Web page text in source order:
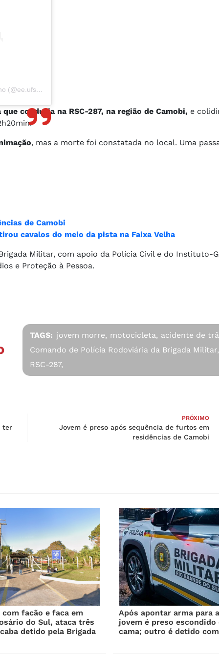
Um post compartilhado por 21° Turma Educação Especial - Noturno (@ee.ufsm)
conduzia na RSC-287, na região de Camobi, e
, mas a morte foi constatada no local. Uma
de Camobi
cavalos do meio da pista na Faixa Velha
Militar, com apoio da Polícia Civil e do Instituto-
e Proteção à Pessoa.
TAGS: jovem morre, motocicleta, acidente de
Comando de Polícia Rodoviária da Brigada Militar,
RSC-287,
ter
PRÓXIMO
Jovem é preso após sequência de furtos em
residências de Camobi
facão e faca em
do Sul, ataca três
detido pela Brigada
Após apontar arma para
jovem é preso escondido
cama; outro é detido